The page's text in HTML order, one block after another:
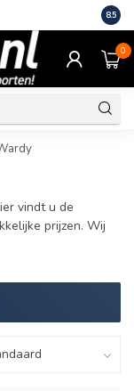
Eigen
8.5
0
vindt u de
prijzen. Wij